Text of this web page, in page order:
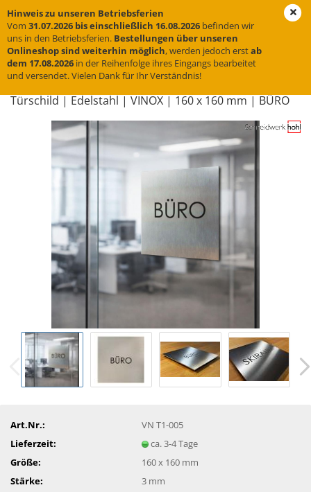
Hinweis zu unseren Betriebsferien
Vom 31.07.2026 bis einschließlich 16.08.2026 befinden wir
uns in den Betriebsferien. Bestellungen über unseren
Onlineshop sind weiterhin möglich, werden jedoch erstab
dem 17.08.2026 in der Reihenfolge ihres Eingangs bearbeitet
und versendet. Vielen Dank für Ihr Verständnis!
« Erster « zurück weiter »
Letzter »
33Artikel in dieser Kategorie
Tür­schild | Edel­stahl | VINOX | 160 x 160 mm | BÜRO
Art.Nr.:
VN T1-005
Lieferzeit:
ca. 3-4 Tage
Größe:
160 x 160 mm
Stärke:
3 mm